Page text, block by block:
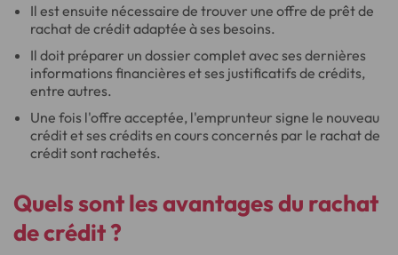
Il est ensuite nécessaire de trouver une offre de prêt de
rachat de crédit adaptée à ses besoins.
Il doit préparer un dossier complet avec ses dernières
informations financières et ses justificatifs de crédits,
entre autres.
Une fois l'offre acceptée, l'emprunteur signe le nouveau
crédit et ses crédits en cours concernés par le rachat de
crédit sont rachetés.
Quels sont les avantages du rachat
de crédit ?